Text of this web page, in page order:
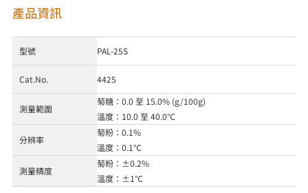
產品資訊
型號 PAL-25S
Cat.No. 4425
測量範圍
菊糖：0.0 至 15.0% (g/100g)
溫度：10.0 至 40.0℃
分辨率
菊粉：0.1%
溫度：0.1℃
測量精度
菊粉：±0.2%
溫度：±1℃